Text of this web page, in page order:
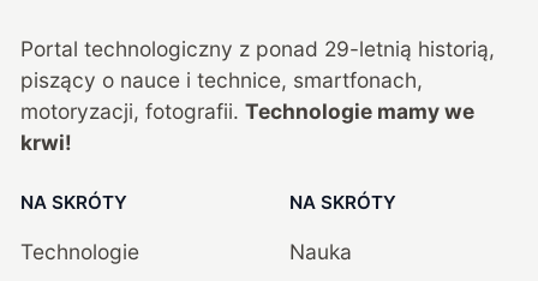
Portal technologiczny z ponad 29-letnią historią,
piszący o nauce i technice, smartfonach,
motoryzacji, fotografii. Technologie mamy we
krwi!
NA SKRÓTY
Technologie
NA SKRÓTY
Nauka